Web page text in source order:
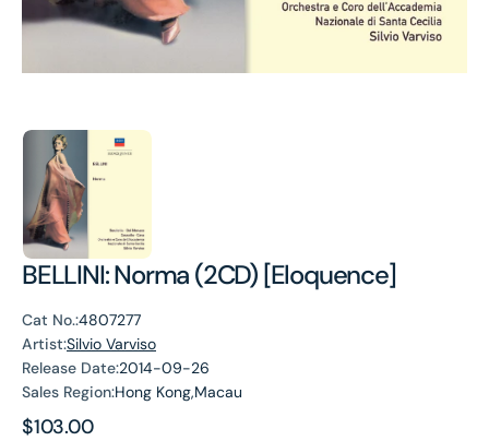
BELLINI: Norma (2CD) [Eloquence]
Cat No.:4807277
Artist:Silvio Varviso
Release Date:2014-09-26
Sales Region:Hong Kong,Macau
Regular
$103.00